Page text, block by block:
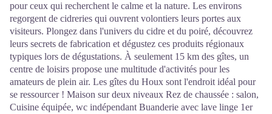
pour ceux qui recherchent le calme et la nature. Les environs
regorgent de cidreries qui ouvrent volontiers leurs portes aux
visiteurs. Plongez dans l'univers du cidre et du poiré, découvrez
leurs secrets de fabrication et dégustez ces produits régionaux
typiques lors de dégustations. À seulement 15 km des gîtes, un
centre de loisirs propose une multitude d'activités pour les
amateurs de plein air. Les gîtes du Houx sont l'endroit idéal pour
se ressourcer ! Maison sur deux niveaux Rez de chaussée : salon,
Cuisine équipée, wc indépendant Buanderie avec lave linge 1er